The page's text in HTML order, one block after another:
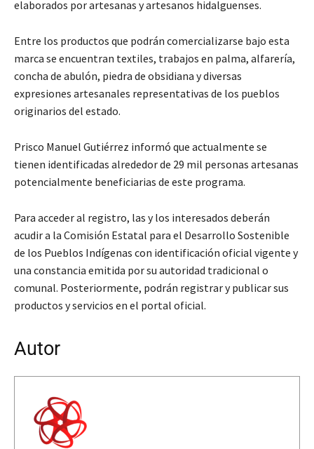
elaborados por artesanas y artesanos hidalguenses.
Entre los productos que podrán comercializarse bajo esta
marca se encuentran textiles, trabajos en palma, alfarería,
concha de abulón, piedra de obsidiana y diversas
expresiones artesanales representativas de los pueblos
originarios del estado.
Prisco Manuel Gutiérrez informó que actualmente se
tienen identificadas alrededor de 29 mil personas artesanas
potencialmente beneficiarias de este programa.
Para acceder al registro, las y los interesados deberán
acudir a la Comisión Estatal para el Desarrollo Sostenible
de los Pueblos Indígenas con identificación oficial vigente y
una constancia emitida por su autoridad tradicional o
comunal. Posteriormente, podrán registrar y publicar sus
productos y servicios en el portal oficial.
Autor